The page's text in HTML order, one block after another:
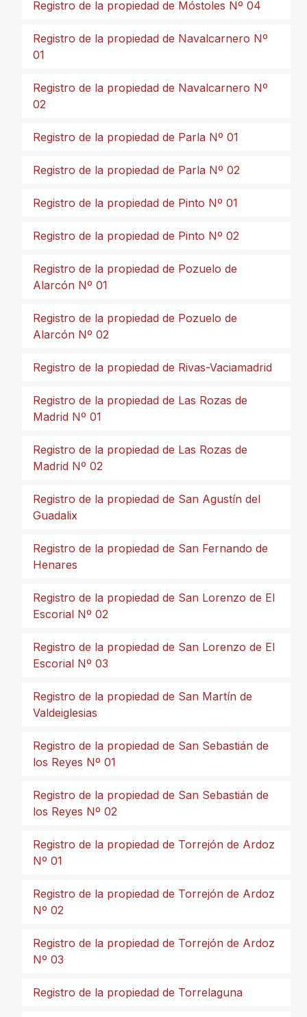
Registro de la propiedad de Móstoles Nº 04
Registro de la propiedad de Navalcarnero Nº
01
Registro de la propiedad de Navalcarnero Nº
02
Registro de la propiedad de Parla Nº 01
Registro de la propiedad de Parla Nº 02
Registro de la propiedad de Pinto Nº 01
Registro de la propiedad de Pinto Nº 02
Registro de la propiedad de Pozuelo de
Alarcón Nº 01
Registro de la propiedad de Pozuelo de
Alarcón Nº 02
Registro de la propiedad de Rivas-Vaciamadrid
Registro de la propiedad de Las Rozas de
Madrid Nº 01
Registro de la propiedad de Las Rozas de
Madrid Nº 02
Registro de la propiedad de San Agustín del
Guadalix
Registro de la propiedad de San Fernando de
Henares
Registro de la propiedad de San Lorenzo de El
Escorial Nº 02
Registro de la propiedad de San Lorenzo de El
Escorial Nº 03
Registro de la propiedad de San Martín de
Valdeiglesias
Registro de la propiedad de San Sebastián de
los Reyes Nº 01
Registro de la propiedad de San Sebastián de
los Reyes Nº 02
Registro de la propiedad de Torrejón de Ardoz
Nº 01
Registro de la propiedad de Torrejón de Ardoz
Nº 02
Registro de la propiedad de Torrejón de Ardoz
Nº 03
Registro de la propiedad de Torrelaguna